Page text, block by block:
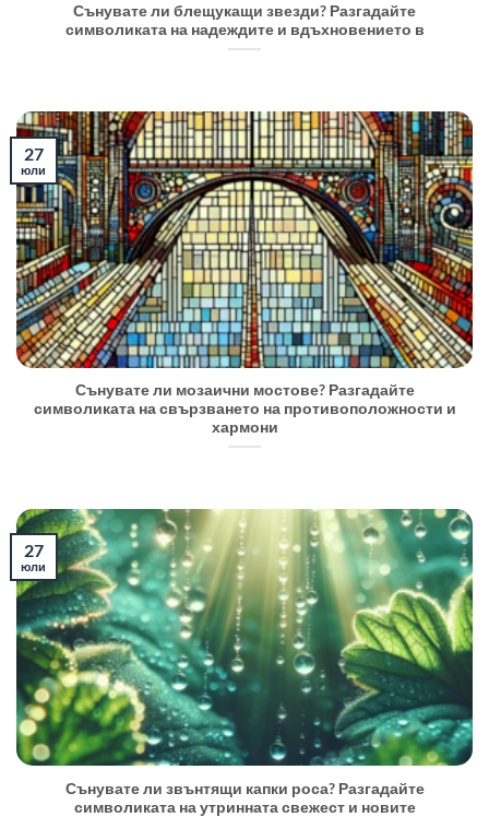
Сънувате ли блещукащи звезди? Разгадайте
символиката на надеждите и вдъхновението в
Сънувате ли мозаични мостове? Разгадайте
символиката на свързването на противоположности и
хармони
27
юли
Сънувате ли звънтящи капки роса? Разгадайте
символиката на утринната свежест и новите
27
юли